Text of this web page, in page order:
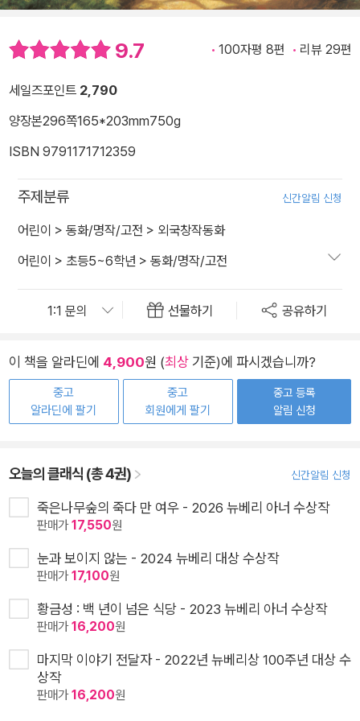
9.7 100자평 8편 리뷰 29편
세일즈포인트 2,790
양장본296쪽165*203mm750g
ISBN 9791171712359
주제분류 신간알림 신청
어린이 > 동화/명작/고전 > 외국창작동화
어린이 > 초등5~6학년 > 동화/명작/고전
선물하기 공유하기
이 책을 알라딘에 4,900원 (최상 기준)에 파시겠습니까?
중고
알라딘에 팔기
중고
회원에게 팔기
중고 등록
알림 신청
오늘의 클래식 (총 4권) 신간알림 신청
죽은나무숲의 죽다 만 여우 - 2026 뉴베리 아너 수상작
판매가17,550원
눈과 보이지 않는 - 2024 뉴베리 대상 수상작
판매가17,100원
황금성 : 백 년이 넘은 식당 - 2023 뉴베리 아너 수상작
판매가16,200원
마지막 이야기 전달자 - 2022년 뉴베리상 100주년 대상 수
상작
판매가16,200원